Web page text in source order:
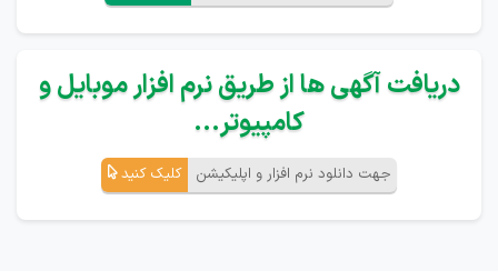
دریافت آگهی ها از طریق نرم افزار موبایل و
کامپیوتر...
جهت دانلود نرم افزار و اپلیکیشن کلیک کنید